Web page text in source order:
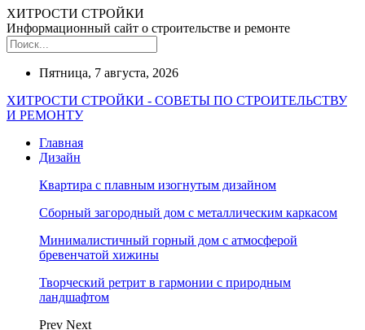
ХИТРОСТИ СТРОЙКИ
Информационный сайт о строительстве и ремонте
Пятница, 7 августа, 2026
ХИТРОСТИ СТРОЙКИ - СОВЕТЫ ПО СТРОИТЕЛЬСТВУ
И РЕМОНТУ
Главная
Дизайн
Квартира с плавным изогнутым дизайном
Сборный загородный дом с металлическим каркасом
Минималистичный горный дом с атмосферой
бревенчатой хижины
Творческий ретрит в гармонии с природным
ландшафтом
Prev Next